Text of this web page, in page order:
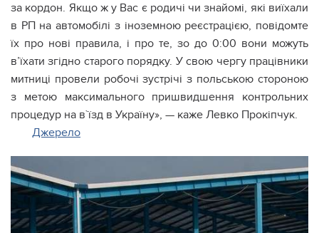
за кордон. Якщо ж у Вас є родичі чи знайомі, які виїхали
в РП на автомобілі з іноземною реєстрацією, повідомте
їх про нові правила, і про те, зо до 0:00 вони можуть
в’їхати згідно старого порядку. У свою чергу працівники
митниці провели робочі зустрічі з польською стороною
з метою максимального пришвидшення контрольних
процедур на в`їзд в Україну», — каже Левко Прокіпчук.
Джерело